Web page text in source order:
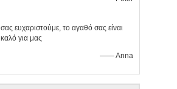
σας ευχαριστούμε, το αγαθό σας είναι
καλό για μας
—— Anna